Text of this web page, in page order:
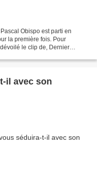
Obispo est parti en
la première fois. Pour
le clip de, Dernier
il avec son